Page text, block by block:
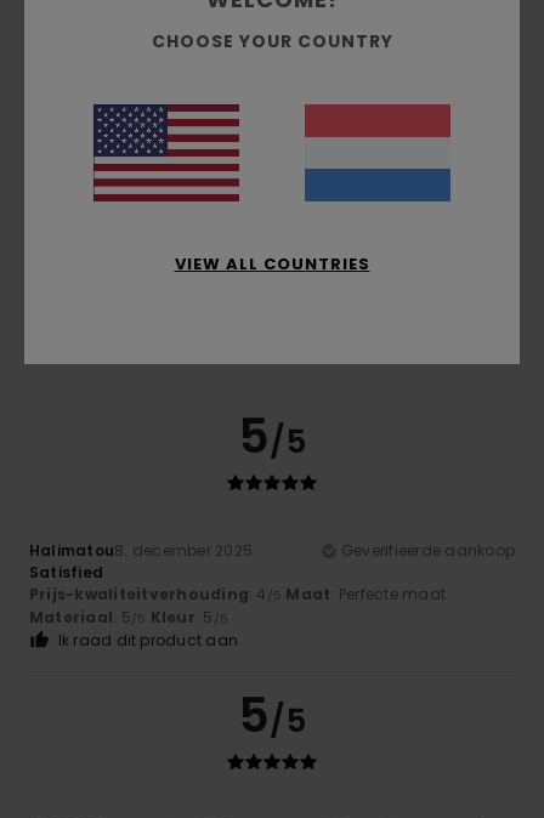
Maat
Materiaal
5.0
Kleur
5/5
Halimatou8. december 2025
Geverifieerde aankoop
Satisfied
Prijs-kwaliteitverhouding: 4 /5 Maat: Perfecte maat
Materiaal: 5/5 Kleur: 5 /5
Ik raad dit product aan
5/5
CHOOSE YOUR COUNTRY
VIEW ALL COUNTRIES